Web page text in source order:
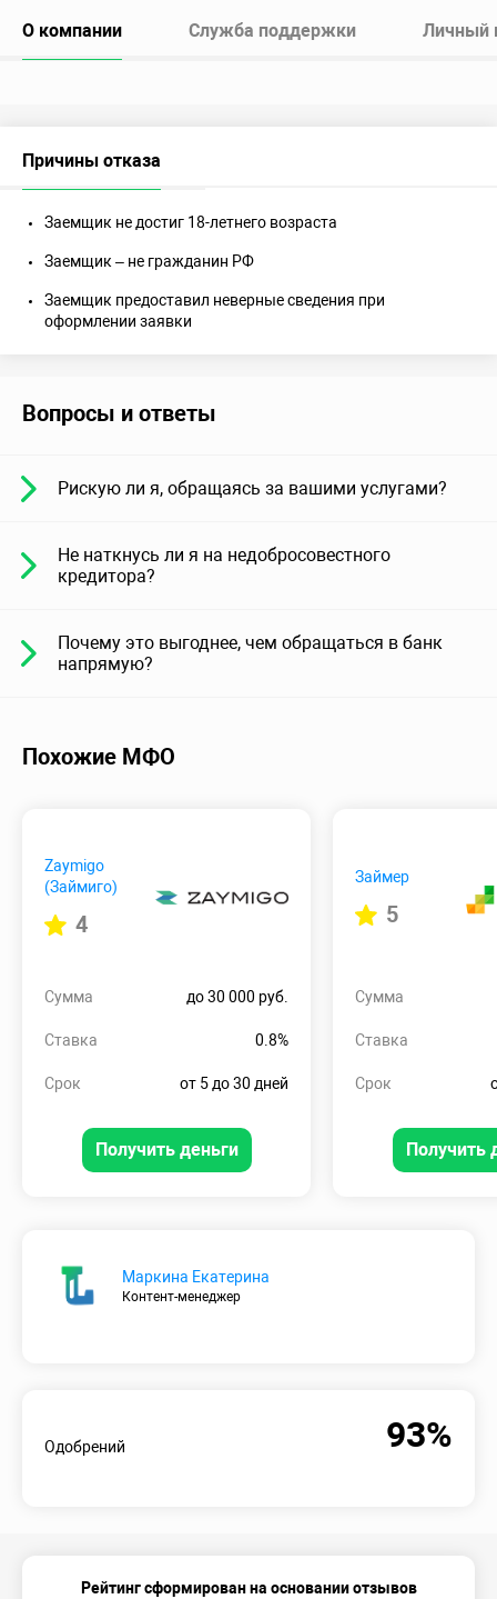
О компании Служба поддержки Личный
Причины отказа
Заемщик не достиг 18-летнего возраста
Заемщик – не гражданин РФ
Заемщик предоставил неверные сведения при
оформлении заявки
Вопросы и ответы
Рискую ли я, обращаясь за вашими услугами?
Не наткнусь ли я на недобросовестного
кредитора?
Почему это выгоднее, чем обращаться в банк
напрямую?
Похожие МФО
Zaymigo
(Займиго)
4
Сумма до 30 000 руб.
Ставка 0.8%
Срок от 5 до 30 дней
Получить деньги
Займер
5
Сумма
Ставка
Срок
Получить
Маркина Екатерина
Контент-менеджер
Одобрений 93%
Рейтинг сформирован на основании отзывов